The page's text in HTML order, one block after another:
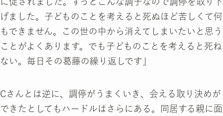
げました。子どものことを考えると死ぬほど苦しくて何
もできません。この世の中から消えてしまいたいと思う
ことがよくあります。でも子どものことを考えると死ね
ない。毎日その葛藤の繰り返しです」
Cさんとは逆に、調停がうまくいき、会える取り決めが
できたとしてもハードルはさらにある。同居する親に面